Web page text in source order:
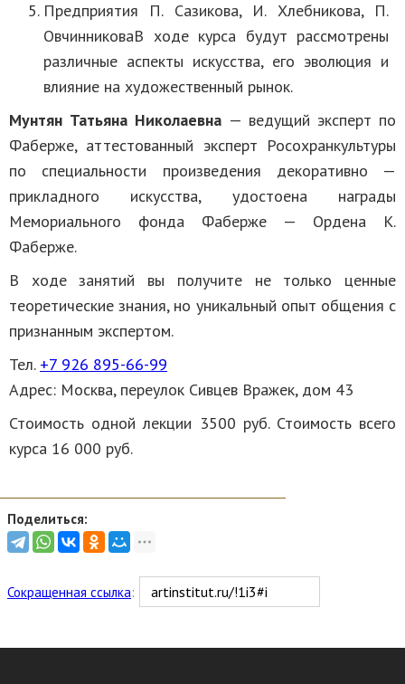
Предприятия П. Сазикова, И. Хлебникова, П.
ОвчинниковаВ ходе курса будут рассмотрены
различные аспекты искусства, его эволюция и
влияние на художественный рынок.
Мунтян Татьяна Николаевна — ведущий эксперт по
Фаберже, аттестованный эксперт Росохранкультуры
по специальности произведения декоративно —
прикладного искусства, удостоена награды
Мемориального фонда Фаберже — Ордена К.
Фаберже.
В ходе занятий вы получите не только ценные
теоретические знания, но уникальный опыт общения с
признанным экспертом.
Тел. ‪ +7 926 895-66-99
Адрес: Москва, переулок Сивцев Вражек, дом 43
Стоимость одной лекции 3500 руб. Стоимость всего
курса 16 000 руб.
Поделиться:
Сокращенная ссылка: